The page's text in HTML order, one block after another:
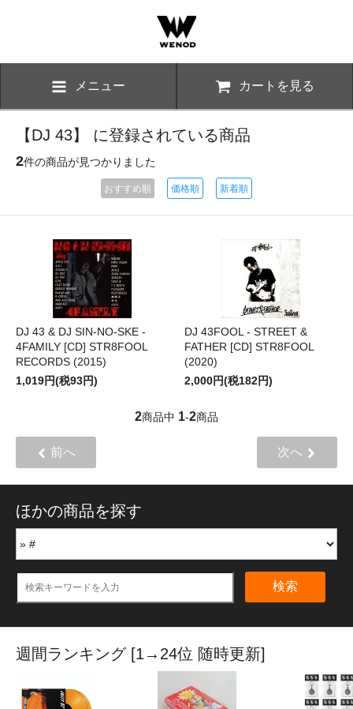
メニュー カートを見る
【DJ 43】 に登録されている商品
2件の商品が見つかりました
おすすめ順 価格順 新着順
DJ 43 & DJ SIN-NO-SKE -
4FAMILY [CD] STR8FOOL
RECORDS (2015)
1,019円(税93円)
DJ 43FOOL - STREET &
FATHER [CD] STR8FOOL
(2020)
2,000円(税182円)
2商品中 1-2商品
前へ 次へ
ほかの商品を探す
検索
週間ランキング [1→24位 随時更新]